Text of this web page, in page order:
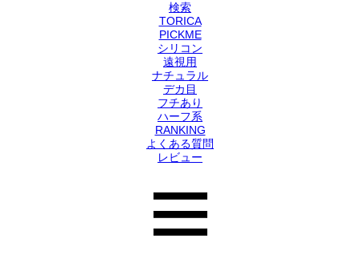
検索
TORICA
PICKME
シリコン
遠視用
ナチュラル
デカ目
フチあり
ハーフ系
RANKING
よくある質問
レビュー